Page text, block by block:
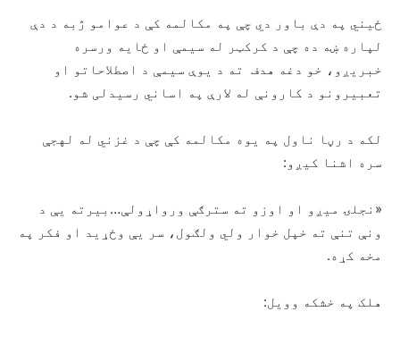
ځیني په دې باور دي چې په مکالمه کې د عوامو ژبه د دې
لپاره ښه ده چې د کرکټر له سیمې او ځایه ورسره
خبریږو، خو دغه هدف ته د یوې سیمې د اصطلاحاتو او
تعبیرونو د کارونې له لارې په اساني رسیدلی شو.
لکه د رڼا ناول په یوه مکالمه کې چې د غزني له لهجې
سره اشنا کیږو:
«نجلۍ میږو او اوزو ته سترګې ورواړولې…بیرته یې د
ونې تنې ته خپل خوار ولي ولګول، سر یې وځړید او فکر په
مخه کړه.
هلک په خشکه وویل: